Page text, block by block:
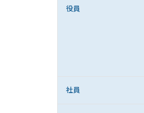
役員
社員